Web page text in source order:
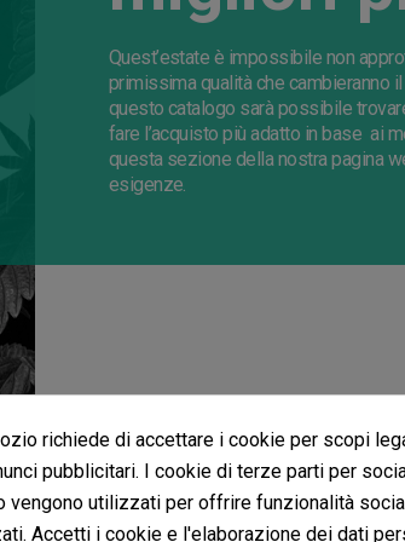
Quest’estate è impossibile non
primissima qualità che cambieranno
questo catalogo sarà possibile
fare l’acquisto più adatto in base ai
questa sezione della nostra pagina
esigenze.
un
richiede di accettare i cookie per scopi
pubblicitari. I cookie di terze parti per
vengono utilizzati per offrire funzionalità
Accetti i cookie e l'elaborazione dei dati